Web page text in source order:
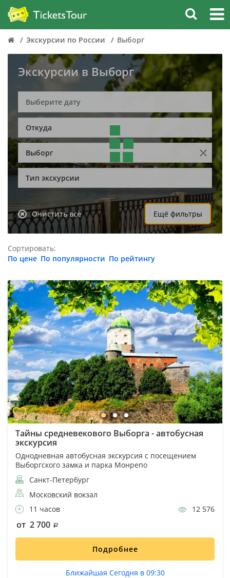
Экскурсии по России Выборг
Экскурсии в Выборг
Откуда
Выборг
Тип экскурсии
Очистить всё Ещё фильтры
Сортировать:
По цене По популярности По рейтингу
Тайны средневекового Выборга - автобусная
экскурсия
Однодневная автобусная экскурсия с посещением
Выборгского замка и парка Монрепо
Санкт-Петербург
Московский вокзал
11 часов
12 576
от 2 700
Подробнее
Ближайшая Сегодня в 09:30